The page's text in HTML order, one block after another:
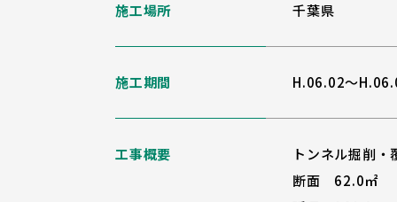
施工場所 千葉県
施工期間 H.06.02～
工事概要
トンネル掘削・
断面 62.0㎡